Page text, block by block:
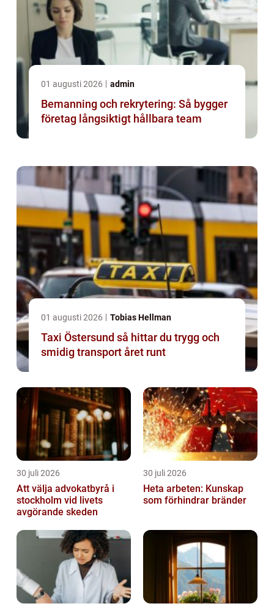
01 augusti 2026 admin
Bemanning och rekrytering: Så bygger
företag långsiktigt hållbara team
01 augusti 2026 Tobias Hellman
Taxi Östersund så hittar du trygg och
smidig transport året runt
30 juli 2026
Att välja advokatbyrå i
stockholm vid livets
avgörande skeden
30 juli 2026
Heta arbeten: Kunskap
som förhindrar bränder